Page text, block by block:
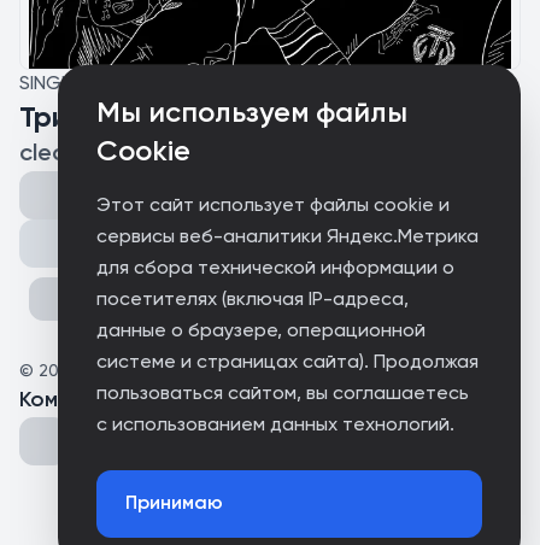
Мы используем файлы
Cookie
Этот сайт использует файлы cookie и
сервисы веб-аналитики Яндекс.Метрика
для сбора технической информации о
посетителях (включая IP-адреса,
данные о браузере, операционной
системе и страницах сайта). Продолжая
пользоваться сайтом, вы соглашаетесь
с использованием данных технологий.
Принимаю
SINGLE
Трип Длинною В Жизнь (SOS)
cleadKiss (feat. PHLANNEL)
Поделиться
© 2026 cleadKiss
Комментарии(0 )